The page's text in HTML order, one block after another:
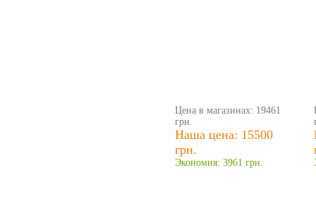
Цена в магазинах: 19461
грн.
Наша цена: 15500
грн.
Экономия: 3961 грн.